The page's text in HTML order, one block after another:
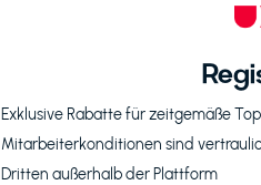
Exklusive Rabatte für zeitgemäße
Mitarbeiterkonditionen sind
Dritten außerhalb der Plattform